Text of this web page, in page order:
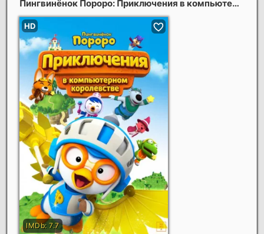
Пингвинёнок Пороро: Приключения в компьютерном королевстве